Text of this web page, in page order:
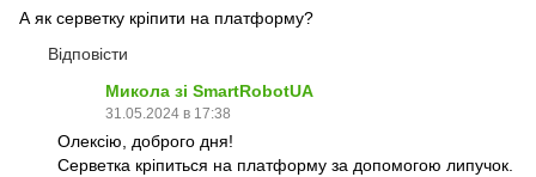
А як серветку кріпити на платформу?
Відповісти
Микола зі SmartRobotUA
31.05.2024 в 17:38
Олексію, доброго дня!
Серветка кріпиться на платформу за допомогою липучок.